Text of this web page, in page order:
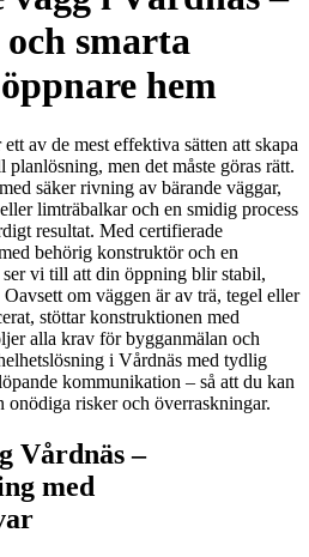
smarta
hem
av de mest effektiva sätten att skapa
men det måste göras rätt.
säker rivning av bärande väggar,
limträbalkar och en smidig process
resultat. Med certifierade
behörig konstruktör och en
ser vi till att din öppning blir stabil,
om väggen är av trä, tegel eller
stöttar konstruktionen med
alla krav för bygganmälan och
i Vårdnäs med tydlig
kommunikation – så att du kan
onödiga risker och överraskningar.
Vårdnäs –
med